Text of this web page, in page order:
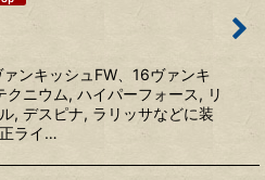
ンキッシュFW、16ヴァンキ
クニウム, ハイパーフォース, リ
, デスピナ, ラリッサなどに装
ライ…